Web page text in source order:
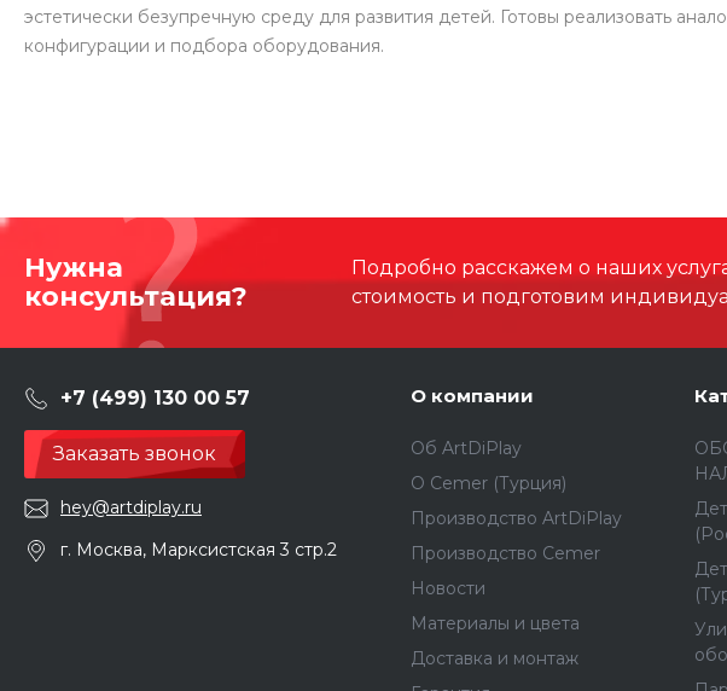
эстетически безупречную среду для развития детей. Готовы реализовать
конфигурации и подбора оборудования.
Нужна
консультация?
Подробно расскажем о наших
стоимость и подготовим
+7 (499) 130 00 57
Заказать звонок
hey@artdiplay.ru
г. Москва, Марксистская 3 стр.2
О компании
Об ArtDiPlay
О Сemer (Турция)
Производство ArtDiPlay
Производство Cemer
Новости
Материалы и цвета
Доставка и монтаж